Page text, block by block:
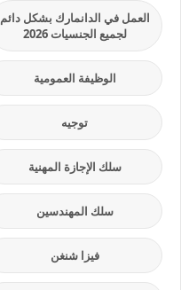
العمل في الدانمارك بشكل دائم
لجميع الجنسيات 2026
الوظيفة العمومية
توجيه
سلك الإجازة المهنية
سلك المهندسين
فيزا شنغن